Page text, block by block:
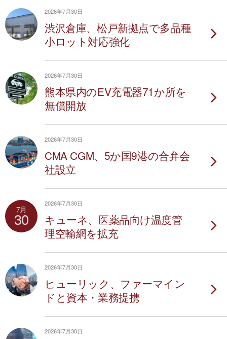
2026年7月30日
渋沢倉庫、松戸新拠点で多品種
小ロット対応強化
2026年7月30日
熊本県内のEV充電器71か所を
無償開放
2026年7月30日
CMA CGM、5か国9港の合弁会
社設立
7月
30
2026年7月30日
キューネ、医薬品向け温度管
理空輸網を拡充
2026年7月30日
ヒューリック、ファーマイン
ドと資本・業務提携
2026年7月30日